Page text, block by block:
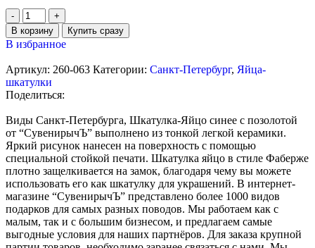
В корзину Купить сразу
В избранное
Артикул: 260-063 Категории: Санкт-Петербург, Яйца-
шкатулки
Поделиться:
Виды Санкт-Петербурга, Шкатулка-Яйцо синее с позолотой
от “СувенирычЪ” выполнено из тонкой легкой керамики.
Яркий рисунок нанесен на поверхность с помощью
специальной стойкой печати. Шкатулка яйцо в стиле Фаберже
плотно защелкивается на замок, благодаря чему вы можете
использовать его как шкатулку для украшений. В интернет-
магазине “СувенирычЪ” представлено более 1000 видов
подарков для самых разных поводов. Мы работаем как с
малым, так и с большим бизнесом, и предлагаем самые
выгодные условия для наших партнёров. Для заказа крупной